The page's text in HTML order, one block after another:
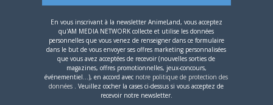
demandé de suivre au
mieux le manga
originel.»
Vous devezvous connecterpour laisser un
commentaire.
En vous inscrivant à la newsletter AnimeLand, vous acceptez
qu'AM MEDIA NETWORK collecte et utilise les données
personnelles que vous venez de renseigner dans ce formulaire
dans le but de vous envoyer ses offres marketing personnalisées
que vous avez acceptées de recevoir (nouvelles sorties de
magazines, offres promotionnelles, jeux-concours,
événementiel...), en accord avec notre politique de protection des
données . Veuillez cocher la cases ci-dessus si vous acceptez de
recevoir notre newsletter.